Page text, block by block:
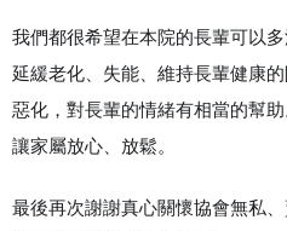
我們都很希望在本院的長輩可以
延緩老化、失能、維持長輩健康
惡化，對長輩的情緒有相當的幫
讓家屬放心、放鬆。
最後再次謝謝真心關懷協會無私